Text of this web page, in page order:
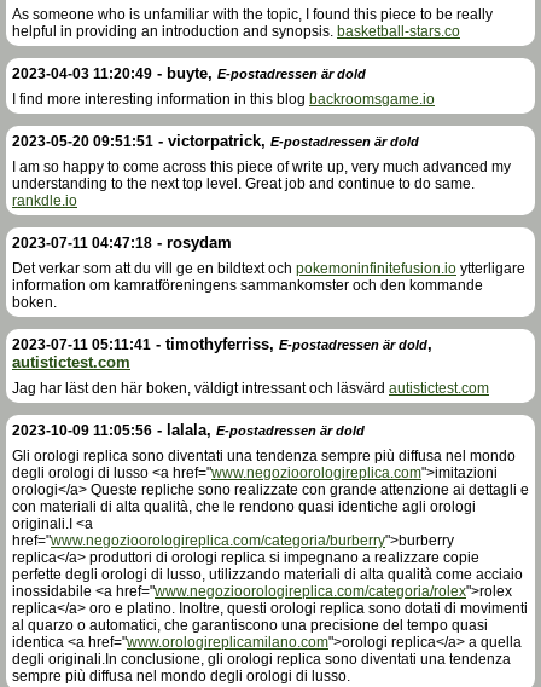
As someone who is unfamiliar with the topic, I found this piece to be really
helpful in providing an introduction and synopsis. basketball-stars.co
2023-04-03 11:20:49 - buyte, E-postadressen är dold
I find more interesting information in this blog backroomsgame.io
2023-05-20 09:51:51 - victorpatrick, E-postadressen är dold
I am so happy to come across this piece of write up, very much advanced my
understanding to the next top level. Great job and continue to do same.
rankdle.io
2023-07-11 04:47:18 - rosydam
Det verkar som att du vill ge en bildtext och pokemoninfinitefusion.io ytterligare
information om kamratföreningens sammankomster och den kommande
boken.
2023-07-11 05:11:41 - timothyferriss, E-postadressen är dold,
autistictest.com
Jag har läst den här boken, väldigt intressant och läsvärd autistictest.com
2023-10-09 11:05:56 - lalala, E-postadressen är dold
Gli orologi replica sono diventati una tendenza sempre più diffusa nel mondo
degli orologi di lusso <a href="www.negozioorologireplica.com">imitazioni
orologi</a> Queste repliche sono realizzate con grande attenzione ai dettagli e
con materiali di alta qualità, che le rendono quasi identiche agli orologi
originali.I <a
href="www.negozioorologireplica.com/categoria/burberry">burberry
replica</a> produttori di orologi replica si impegnano a realizzare copie
perfette degli orologi di lusso, utilizzando materiali di alta qualità come acciaio
inossidabile <a href="www.negozioorologireplica.com/categoria/rolex">rolex
replica</a> oro e platino. Inoltre, questi orologi replica sono dotati di movimenti
al quarzo o automatici, che garantiscono una precisione del tempo quasi
identica <a href="www.orologireplicamilano.com">orologi replica</a> a quella
degli originali.In conclusione, gli orologi replica sono diventati una tendenza
sempre più diffusa nel mondo degli orologi di lusso.